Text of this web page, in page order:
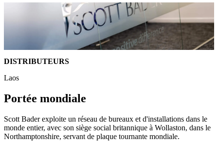
DISTRIBUTEURS
Laos
Portée mondiale
Scott Bader exploite un réseau de bureaux et d'installations dans le
monde entier, avec son siège social britannique à Wollaston, dans le
Northamptonshire, servant de plaque tournante mondiale.